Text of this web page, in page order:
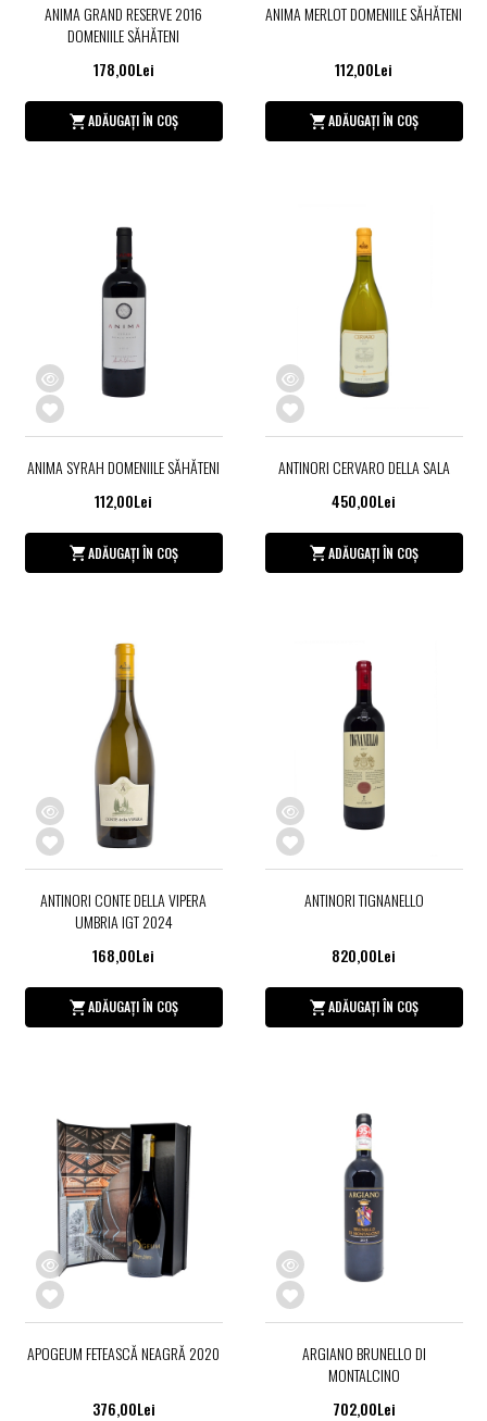
ANIMA GRAND RESERVE 2016
DOMENIILE SĂHĂTENI
178,00Lei
ADĂUGAȚI ÎN COȘ
ANIMA MERLOT DOMENIILE SĂHĂTENI
112,00Lei
ADĂUGAȚI ÎN COȘ
ANIMA SYRAH DOMENIILE SĂHĂTENI
112,00Lei
ADĂUGAȚI ÎN COȘ
ANTINORI CERVARO DELLA SALA
450,00Lei
ADĂUGAȚI ÎN COȘ
ANTINORI CONTE DELLA VIPERA
UMBRIA IGT 2024
168,00Lei
ADĂUGAȚI ÎN COȘ
ANTINORI TIGNANELLO
820,00Lei
ADĂUGAȚI ÎN COȘ
APOGEUM FETEASCĂ NEAGRĂ 2020
376,00Lei
ARGIANO BRUNELLO DI
MONTALCINO
702,00Lei